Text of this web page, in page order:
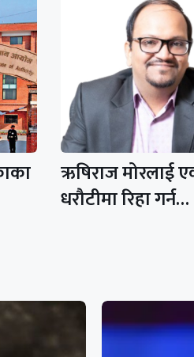
ऋषिराज मोरलाई
धरौटीमा रिहा गर्न…